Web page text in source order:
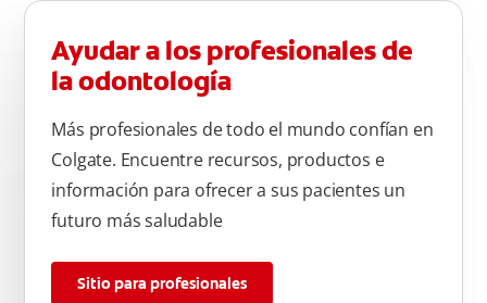
Ayudar a los profesionales de
la odontología
Más profesionales de todo el mundo confían en
Colgate. Encuentre recursos, productos e
información para ofrecer a sus pacientes un
futuro más saludable
Sitio para profesionales